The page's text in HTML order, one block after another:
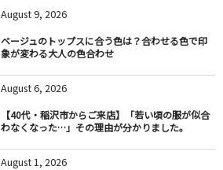
August9, 2026
ベージュのトップスに合う色は？合わせる色で印
象が変わる大人の色合わせ
August6, 2026
【40代・稲沢市からご来店】「若い頃の服が似合
わなくなった…」その理由が分かりました。
August 1 , 2026